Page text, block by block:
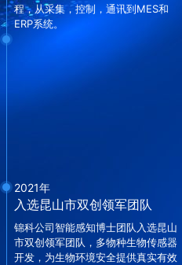
程，从采集，控制，通讯到MES和
ERP系统。
2021年
入选昆山市双创领军团队
锦科公司智能感知博士团队入选昆山
市双创领军团队，多物种生物传感器
开发，为生物环境安全提供真实有效